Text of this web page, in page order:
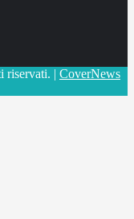
riservati. | CoverNews